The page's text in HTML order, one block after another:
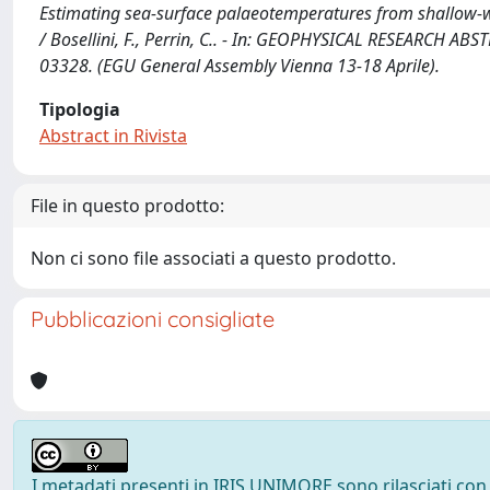
Estimating sea-surface palaeotemperatures from
/ Bosellini, F., Perrin, C.. - In: GEOPHYSICAL RESEARCH
03328. (EGU General Assembly Vienna 13-18 Aprile).
Tipologia
Abstract in Rivista
File in questo prodotto:
Non ci sono file associati a questo prodotto.
Pubblicazioni consigliate